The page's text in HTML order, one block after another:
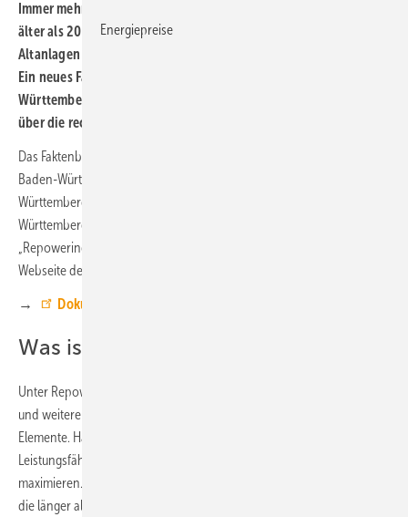
Immer mehr Photovoltaik-Anlagen in Baden-Württemberg sind
älter als 20
Jahre. Das Austauschen der Module solcher
Altanlagen kann ihre Leistung und Wirtschaftlichkeit erhöhen.
Ein neues Faktenblatt des Photovoltaik-Netzwerks Baden-
Württemberg zeigt, wann sich dieses Repowering lohnt und klärt
über die rechtlichen Grundlagen auf.
Das Faktenblatt wurde von der KEA Klimaschutz- und Energieagentur
Baden-Württemberg (KEA-BW) und dem Solar Cluster Baden-
Württemberg im Rahmen des Photovoltaik-Netzwerks Baden-
Württemberg erstellt. Das zwölf Seiten umfassende Dokument
„Repowering von Photovoltaik-Anlagen“ steht kostenlos auf der
Webseite des Photovoltaik-Netzwerks zur Verfügung.
→ Dokument „Repowering von Photovoltaik-Anlagen“
Was ist Repowering?
Unter Repowering versteht man den Austausch bestehender Module
und weiterer Systemkomponenten einer PV-Anlage durch neue
Elemente. Hauptziel ist die Steigerung der Effizienz und
Leistungsfähigkeit der PV-Anlagen, um die Energieausbeute zu
maximieren. Sinnvoll ist das laut Faktenblatt besonders für Anlagen,
die länger als 20 Jahre in Betrieb sind.
Energiepreise